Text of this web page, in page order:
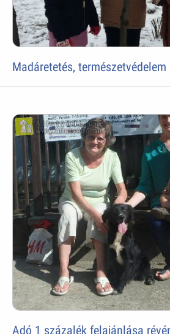
Madáretetés, természetvédelem
Adó 1 százalék felajánlása